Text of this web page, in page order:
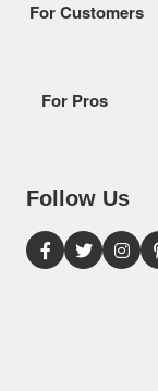
For Customers
For Pros
Follow Us